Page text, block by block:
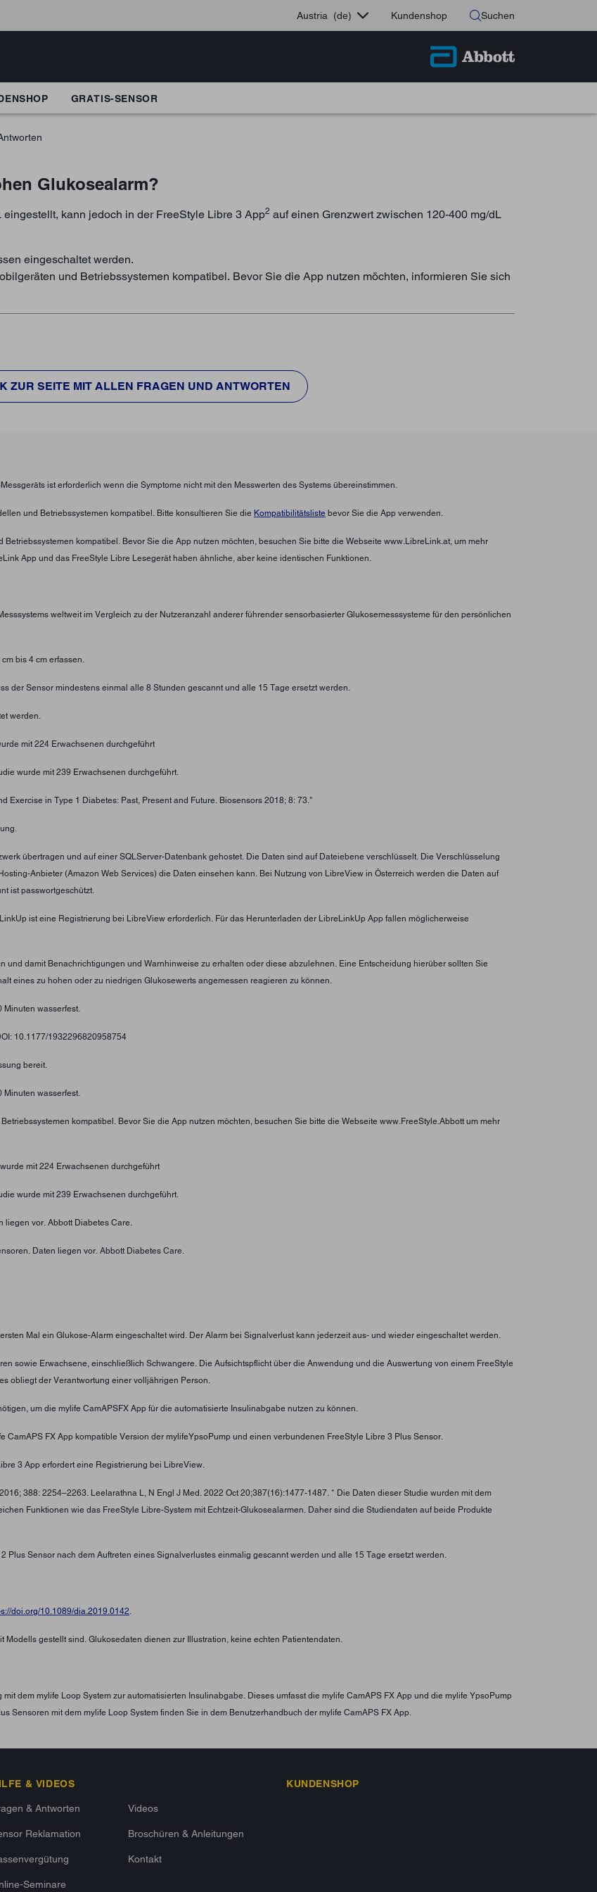
Austria (de) Kundenshop Suchen
GRATIS-SENSOR
Glukosealarm?
eingestellt, kann jedoch in der FreeStyle Libre 3 App2 auf einen Grenzwert zwischen 120-400 mg/dL
eingeschaltet werden.
und Betriebssystemen kompatibel. Bevor Sie die App nutzen möchten, informieren Sie sich
ZUR SEITE MIT ALLEN FRAGEN UND ANTWORTEN
ist erforderlich wenn die Symptome nicht mit den Messwerten des Systems übereinstimmen.
und Betriebssystemen kompatibel. Bitte konsultieren Sie die Kompatibilitätsliste bevor Sie die App verwenden.
kompatibel. Bevor Sie die App nutzen möchten, besuchen Sie bitte die Webseite www.LibreLink.at, um mehr
App und das FreeStyle Libre Lesegerät haben ähnliche, aber keine identischen Funktionen.
weltweit im Vergleich zu der Nutzeranzahl anderer führender sensorbasierter Glukosemesssysteme für den persönlichen
bis 4 cm erfassen.
der Sensor mindestens einmal alle 8 Stunden gescannt und alle 15 Tage ersetzt werden.
werden.
mit 224 Erwachsenen durchgeführt
wurde mit 239 Erwachsenen durchgeführt.
Exercise in Type 1 Diabetes: Past, Present and Future. Biosensors 2018; 8: 73."
übertragen und auf einer SQLServer-Datenbank gehostet. Die Daten sind auf Dateiebene verschlüsselt. Die Verschlüsselung
Anbieter (Amazon Web Services) die Daten einsehen kann. Bei Nutzung von LibreView in Österreich werden die Daten auf
ist passwortgeschützt.
ist eine Registrierung bei LibreView erforderlich. Für das Herunterladen der LibreLinkUp App fallen möglicherweise
und damit Benachrichtigungen und Warnhinweise zu erhalten oder diese abzulehnen. Eine Entscheidung hierüber sollten Sie
eines zu hohen oder zu niedrigen Glukosewerts angemessen reagieren zu können.
Minuten wasserfest.
10.1177/1932296820958754
bereit.
Minuten wasserfest.
kompatibel. Bevor Sie die App nutzen möchten, besuchen Sie bitte die Webseite www.FreeStyle.Abbott um mehr
mit 224 Erwachsenen durchgeführt
wurde mit 239 Erwachsenen durchgeführt.
liegen vor. Abbott Diabetes Care.
Daten liegen vor. Abbott Diabetes Care.
Mal ein Glukose-Alarm eingeschaltet wird. Der Alarm bei Signalverlust kann jederzeit aus- und wieder eingeschaltet werden.
sowie Erwachsene, einschließlich Schwangere. Die Aufsichtspflicht über die Anwendung und die Auswertung von einem FreeStyle
obliegt der Verantwortung einer volljährigen Person.
um die mylife CamAPSFX App für die automatisierte Insulinabgabe nutzen zu können.
CamAPS FX App kompatible Version der mylifeYpsoPump und einen verbundenen FreeStyle Libre 3 Plus Sensor.
3 App erfordert eine Registrierung bei LibreView.
388: 2254–2263. Leelarathna L, N Engl J Med. 2022 Oct 20;387(16):1477-1487. * Die Daten dieser Studie wurden mit dem
Funktionen wie das FreeStyle Libre-System mit Echtzeit-Glukosealarmen. Daher sind die Studiendaten auf beide Produkte
Plus Sensor nach dem Auftreten eines Signalverlustes einmalig gescannt werden und alle 15 Tage ersetzt werden.
doi.org/10.1089/dia.2019.0142.
gestellt sind. Glukosedaten dienen zur Illustration, keine echten Patientendaten.
dem mylife Loop System zur automatisierten Insulinabgabe. Dieses umfasst die mylife CamAPS FX App und die mylife YpsoPump
Sensoren mit dem mylife Loop System finden Sie in dem Benutzerhandbuch der mylife CamAPS FX App.
& VIDEOS
& Antworten
Reklamation
Seminare
Videos
Broschüren & Anleitungen
Kontakt
KUNDENSHOP